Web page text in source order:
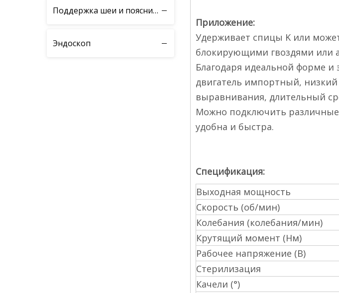
Поддержка шеи и поясницы
Эндоскоп
Приложение:
Удерживает спицы K или
блокирующими гвоздями или
Благодаря идеальной форме
двигатель импортный,
выравнивания, длительный
Можно подключить
удобна и быстра.
Спецификация:
Выходная мощность
Скорость (об/мин)
Колебания (колебания/мин)
Крутящий момент (Нм)
Рабочее напряжение (В)
Стерилизация
Качели (°)